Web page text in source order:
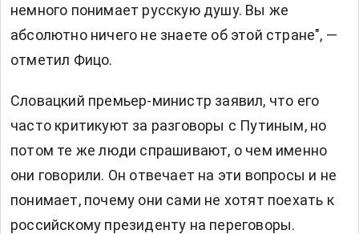
немного понимает русскую душу. Вы же
абсолютно ничего не знаете об этой стране", —
отметил Фицо.
Словацкий премьер-министр заявил, что его
часто критикуют за разговоры с Путиным, но
потом те же люди спрашивают, о чем именно
они говорили. Он отвечает на эти вопросы и не
понимает, почему они сами не хотят поехать к
российскому президенту на переговоры.